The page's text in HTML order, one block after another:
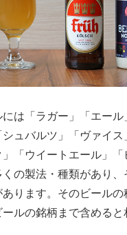
は「ラガー」「エール
ュバルツ」「ヴァイス
」「ウイートエール」「
の製法・種類があり、
ります。そのビール
ルの銘柄まで含めると